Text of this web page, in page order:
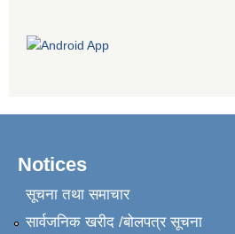
Notices
सूचना तथा समाचार
सार्वजनिक खरीद /बोलपत्र सूचना